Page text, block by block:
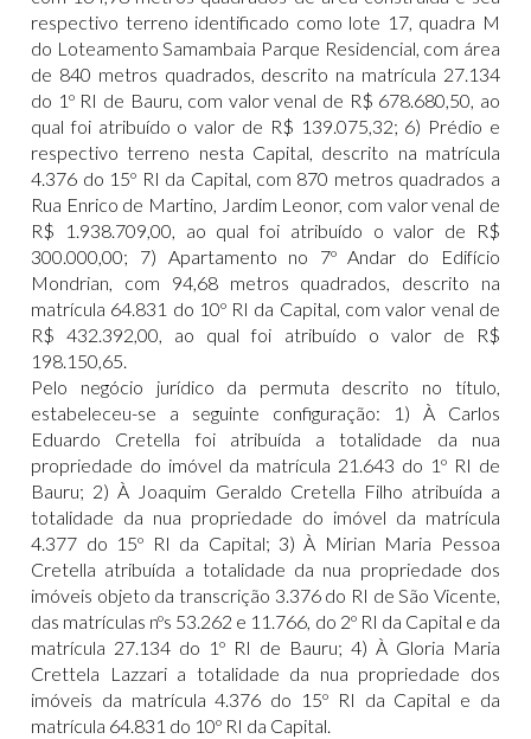
respectivo terreno identificado como lote 17, quadra M
do Loteamento Samambaia Parque Residencial, com área
de 840 metros quadrados, descrito na matrícula 27.134
do 1º RI de Bauru, com valor venal de R$ 678.680,50, ao
qual foi atribuído o valor de R$ 139.075,32; 6) Prédio e
respectivo terreno nesta Capital, descrito na matrícula
4.376 do 15º RI da Capital, com 870 metros quadrados a
Rua Enrico de Martino, Jardim Leonor, com valor venal de
R$ 1.938.709,00, ao qual foi atribuído o valor de R$
300.000,00; 7) Apartamento no 7º Andar do Edifício
Mondrian, com 94,68 metros quadrados, descrito na
matrícula 64.831 do 10º RI da Capital, com valor venal de
R$ 432.392,00, ao qual foi atribuído o valor de R$
198.150,65.
Pelo negócio jurídico da permuta descrito no título,
estabeleceu-se a seguinte configuração: 1) À Carlos
Eduardo Cretella foi atribuída a totalidade da nua
propriedade do imóvel da matrícula 21.643 do 1º RI de
Bauru; 2) À Joaquim Geraldo Cretella Filho atribuída a
totalidade da nua propriedade do imóvel da matrícula
4.377 do 15º RI da Capital; 3) À Mirian Maria Pessoa
Cretella atribuída a totalidade da nua propriedade dos
imóveis objeto da transcrição 3.376 do RI de São Vicente,
das matrículas nºs 53.262 e 11.766, do 2º RI da Capital e da
matrícula 27.134 do 1º RI de Bauru; 4) À Gloria Maria
Crettela Lazzari a totalidade da nua propriedade dos
imóveis da matrícula 4.376 do 15º RI da Capital e da
matrícula 64.831 do 10º RI da Capital.